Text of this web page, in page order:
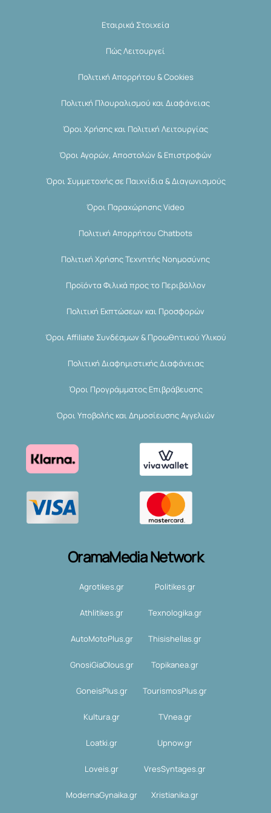
Εταιρικά Στοιχεία
Πώς Λειτουργεί
Πολιτική Απορρήτου & Cookies
Πολιτική Πλουραλισμού και Διαφάνειας
Όροι Χρήσης και Πολιτική Λειτουργίας
Όροι Αγορών, Αποστολών & Επιστροφών
Όροι Συμμετοχής σε Παιχνίδια & Διαγωνισμούς
Όροι Παραχώρησης Video
Πολιτική Απορρήτου Chatbots
Πολιτική Χρήσης Τεχνητής Νοημοσύνης
Προϊόντα Φιλικά προς το Περιβάλλον
Πολιτική Εκπτώσεων και Προσφορών
Όροι Affiliate Συνδέσμων & Προωθητικού Υλικού
Πολιτική Διαφημιστικής Διαφάνειας
Όροι Προγράμματος Επιβράβευσης
Όροι Υποβολής και Δημοσίευσης Αγγελιών
OramaMedia Network
Agrotikes.gr Politikes.gr
Athlitikes.gr Texnologika.gr
AutoMotoPlus.gr Thisishellas.gr
GnosiGiaOlous.gr Topikanea.gr
GoneisPlus.gr TourismosPlus.gr
Kultura.gr TVnea.gr
Loatki.gr Upnow.gr
Loveis.gr VresSyntages.gr
ModernaGynaika.gr Xristianika.gr